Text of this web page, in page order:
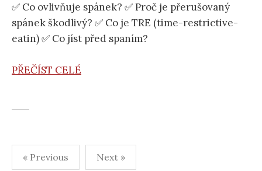
✅ Co ovlivňuje spánek? ✅ Proč je přerušovaný
spánek škodlivý? ✅ Co je TRE (time-restrictive-
eatin) ✅ Co jíst před spaním?
PŘEČÍST CELÉ
Stránkování
« Previous Next »